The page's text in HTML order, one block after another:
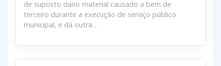
de suposto dano material causado a bem de
terceiro durante a execução de serviço público
municipal, e dá outra...